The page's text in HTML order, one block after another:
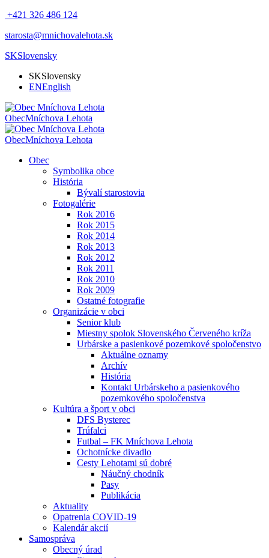
+421 326 486 124
starosta@mnichovalehota.sk
SKSlovensky
SKSlovensky
ENEnglish
ObecMníchova Lehota
ObecMníchova Lehota
Obec
Symbolika obce
História
Bývalí starostovia
Fotogalérie
Rok 2016
Rok 2015
Rok 2014
Rok 2013
Rok 2012
Rok 2011
Rok 2010
Rok 2009
Ostatné fotografie
Organizácie v obci
Senior klub
Miestny spolok Slovenského Červeného kríža
Urbárske a pasienkové pozemkové spoločenstvo
Aktuálne oznamy
Archív
História
Kontakt Urbárskeho a pasienkového
pozemkového spoločenstva
Kultúra a šport v obci
DFS Bysterec
Trúfalci
Futbal – FK Mníchova Lehota
Ochotnícke divadlo
Cesty Lehotami sú dobré
Náučný chodník
Pasy
Publikácia
Aktuality
Opatrenia COVID-19
Kalendár akcií
Samospráva
Obecný úrad